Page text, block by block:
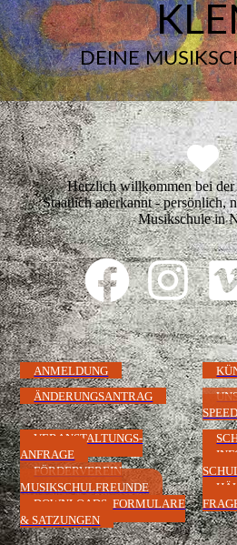
DEINE
Herzlich willkommen bei der
Staatlich anerkannt - persönlich,
Musikschule in
ANMELDUNG
ÄNDERUNGSANTRAG
VERANSTALTUNGS-
ANFRAGE
FÖRDERVEREIN
MUSIKSCHULFREUNDE
DOWNLOADS, FORMULARE
& SATZUNGEN